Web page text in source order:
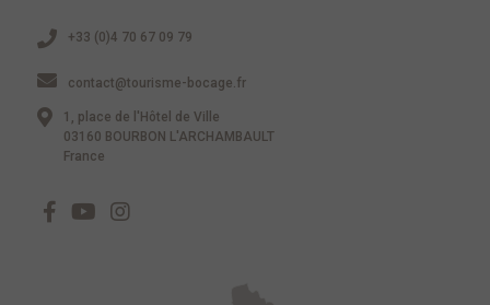
+33 (0)4 70 67 09 79
contact@tourisme-bocage.fr
1, place de l'Hôtel de Ville
03160 BOURBON L'ARCHAMBAULT
France